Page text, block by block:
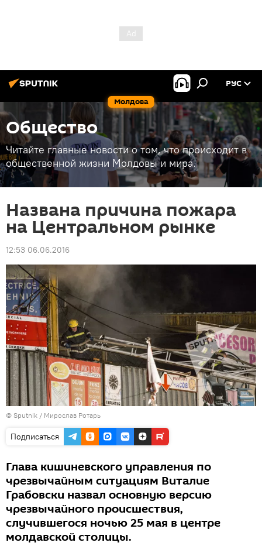
Молдова
РУС
Общество
Читайте главные новости о том, что происходит в
общественной жизни Молдовы и мира.
Названа причина пожара
на Центральном рынке
12:53 06.06.2016
© Sputnik / Мирослав Ротарь
Подписаться
Глава кишиневского управления по
чрезвычайным ситуациям Виталие
Грабовски назвал основную версию
чрезвычайного происшествия,
случившегося ночью 25 мая в центре
молдавской столицы.